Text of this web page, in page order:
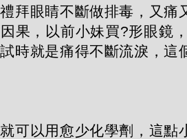
拜眼睛不斷做排毒，又痛
果，以前小妹買?形眼鏡
時就是痛得不斷流淚，這
可以用愈少化學劑，這點